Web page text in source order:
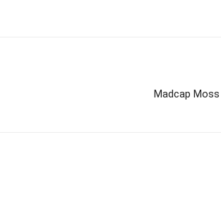
Madcap